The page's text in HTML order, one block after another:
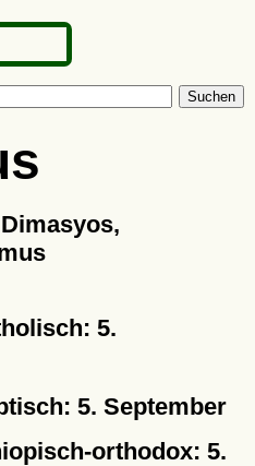
Suchen
5.
5. September
orthodox: 5.